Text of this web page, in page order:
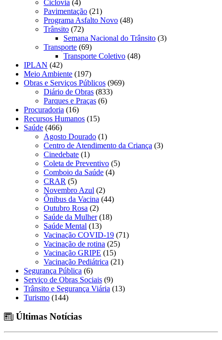
Ciclovia (4)
Pavimentação (21)
Programa Asfalto Novo (48)
Trânsito (72)
Semana Nacional do Trânsito (3)
Transporte (69)
Transporte Coletivo (48)
IPLAN (42)
Meio Ambiente (197)
Obras e Serviços Públicos (969)
Diário de Obras (833)
Parques e Praças (6)
Procuradoria (16)
Recursos Humanos (15)
Saúde (466)
Agosto Dourado (1)
Centro de Atendimento da Criança (3)
Cinedebate (1)
Coleta de Preventivo (5)
Comboio da Saúde (4)
CRAR (5)
Novembro Azul (2)
Ônibus da Vacina (44)
Outubro Rosa (2)
Saúde da Mulher(18)
Saúde Mental (13)
Vacinação COVID-19 (71)
Vacinação de rotina (25)
Vacinação GRIPE (15)
Vacinação Pediátrica (21)
Segurança Pública (6)
Serviço de Obras Sociais (9)
Trânsito e Segurança Viária (13)
Turismo (144)
Últimas Notícias